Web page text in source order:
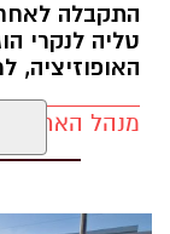
התקבלה
טליה לנקרי
האופוזיציה,
מנהל האתר / 17:29 06.08.26